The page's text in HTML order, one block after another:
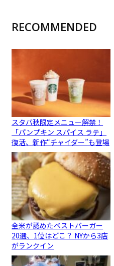
RECOMMENDED
スタバ秋限定メニュー解禁！
「パンプキン スパイス ラテ」
復活、新作“チャイダー”も登場
全米が認めたベストバーガー
20選、1位はどこ？ NYから3店
がランクイン